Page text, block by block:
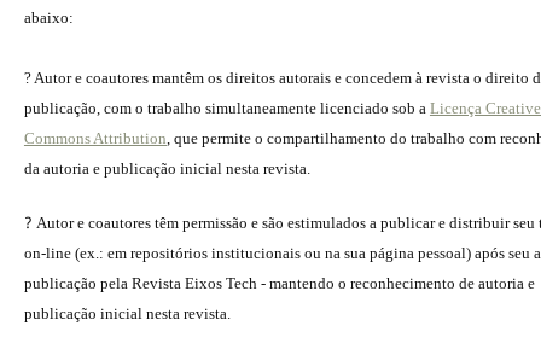
abaixo:
? Autor e coautores mantêm os direitos autorais e concedem à revista o direito
publicação, com o trabalho simultaneamente licenciado sob a Licença Creative
Commons Attribution, que permite o compartilhamento do trabalho com
da autoria e publicação inicial nesta revista.
? Autor e coautores têm permissão e são estimulados a publicar e distribuir seu
on-line (ex.: em repositórios institucionais ou na sua página pessoal) após seu
publicação pela Revista Eixos Tech - mantendo o reconhecimento de autoria e
publicação inicial nesta revista.